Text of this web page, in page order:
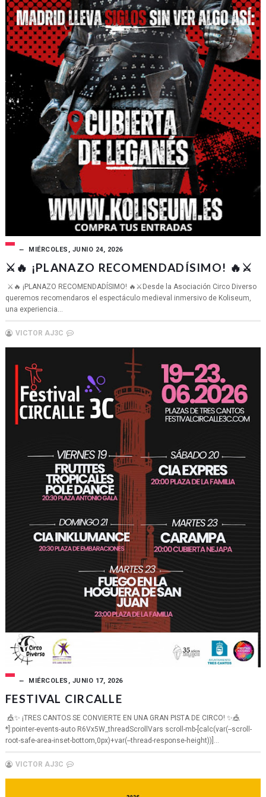
MIÉRCOLES, JUNIO 24, 2026
⚔️🔥 ¡PLANAZO RECOMENDADÍSIMO! 🔥⚔️
⚔️🔥 ¡PLANAZO RECOMENDADÍSIMO! 🔥⚔️Desde la Asociación Circo Diverso
queremos recomendaros el espectáculo medieval inmersivo de Koliseum,
una experiencia...
VICTOR AJ3C
MIÉRCOLES, JUNIO 17, 2026
FESTIVAL CIRCALLE
🎪✨ ¡TRES CANTOS SE CONVIERTE EN UNA GRAN PISTA DE CIRCO! ✨🎪
*]:pointer-events-auto R6Vx5W_threadScrollVars scroll-mb-[calc(var(--scroll-
root-safe-area-inset-bottom,0px)+var(--thread-response-height))]...
VICTOR AJ3C